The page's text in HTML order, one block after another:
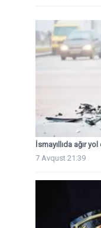
İsmayıllıda ağır
7 Avqust 21:39